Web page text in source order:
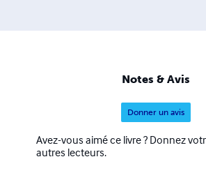
Notes & Avis
Donner un avis
Avez-vous aimé ce livre ? Donnez
autres lecteurs.